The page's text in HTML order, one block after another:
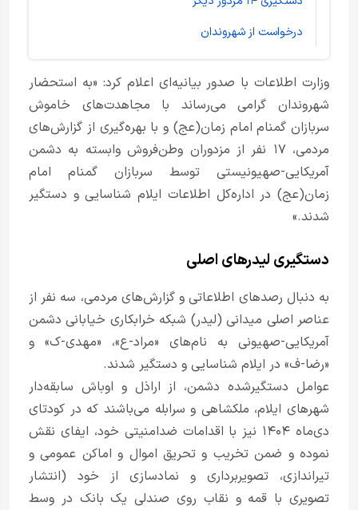
درخواست از شهروندان
وزارت اطلاعات با صدور بیانیه‌ای اعلام کرد: «به استحضار
شهروندان گرامی می‌رساند با مجاهدت‌های خاموش
سربازان گمنام امام زمان(عج) و با بهره‌گیری از گزارش‌های
مردمی، ۱۷ نفر از مزدوران وطن‌فروش وابسته به دشمن
آمریکایی-صهیونیستی توسط سربازان گمنام امام
زمان(عج) در اداره‌کل اطلاعات ایلام شناسایی و دستگیر
شدند.»
دستگیری لیدرهای اصلی
به دنبال رصدهای اطلاعاتی و گزارش‌های مردمی، سه نفر از
عناصر اصلی میدانی (لیدر) شبکه خرابکاری خیابانی دشمن
آمریکایی-صهیونی به نام‌های «مراد-ع»، «مهدی-ک» و
«رضا-ف» در ایلام شناسایی و دستگیر شدند.
عوامل دستگیرشده دشمن، از اراذل و اوباش سابقه‌دار
شهرهای ایلام، ملکشاهی و سرابله می‌باشند که در کودتای
دی‌ماه ۱۴۰۴ نیز با اقدامات ضدامنیتی خود، ایفای نقش
نموده و ضمن تخریب و تحریق اموال و اماکن عمومی و
تیراندازی، تصویربرداری و نمادسازی از خود (انتشار
تصویری با قمه و نقاب روی صندلی یک بانک در وسط